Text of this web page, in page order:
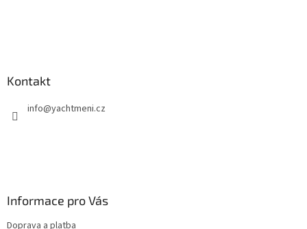
Kontakt
info@yachtmeni.cz
Informace pro Vás
Doprava a platba